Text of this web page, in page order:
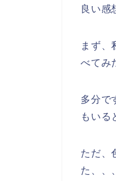
良い感
まず、
べてみ
多分で
もいる
ただ、
た、、